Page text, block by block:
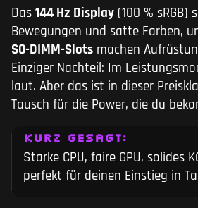
Das 144 Hz Display (100 %
Bewegungen und satte Farben,
SO-DIMM-Slots machen
Einziger Nachteil: Im
laut. Aber das ist in dieser
Tausch für die Power, die du
KURZ GESAGT:
Starke CPU, faire GPU, solides
perfekt für deinen Einstieg in